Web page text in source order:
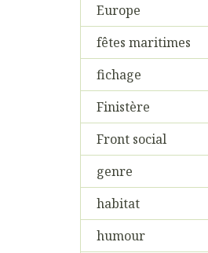
Europe
fêtes maritimes
fichage
Finistère
Front social
genre
habitat
humour